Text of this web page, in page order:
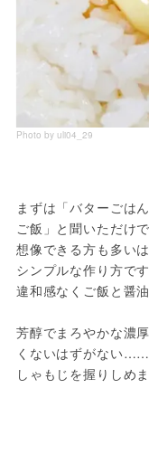
Photo by uli04_29
まずは「バターごは
ご飯」と聞いただけ
想像できる方も多い
シンプルな作り方で
違和感なくご飯と醤
芳醇でまろやかな濃
くないはずがない
しゃもじを握りしめま